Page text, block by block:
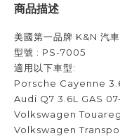
商品描述
美國第一品牌 K&N 汽
型號 : PS-7005
適用以下車型:
Porsche Cayenne
Audi Q7 3.6L GAS
Volkswagen
Volkswagen